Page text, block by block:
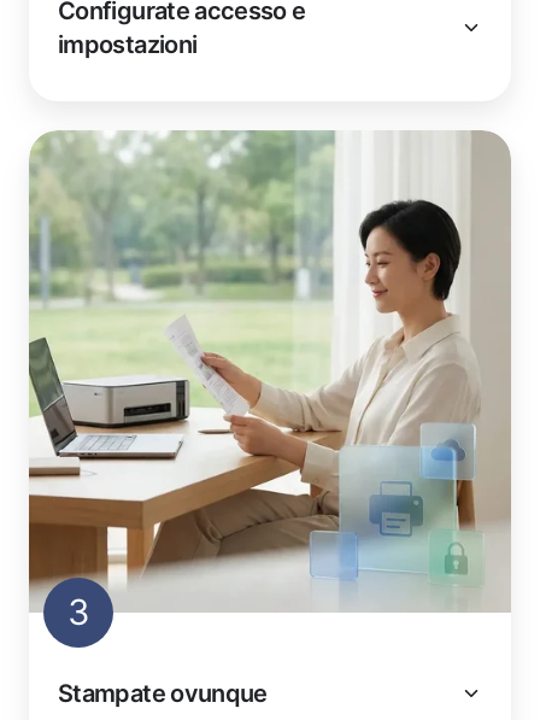
Configurate accesso e
impostazioni
3
Stampate ovunque